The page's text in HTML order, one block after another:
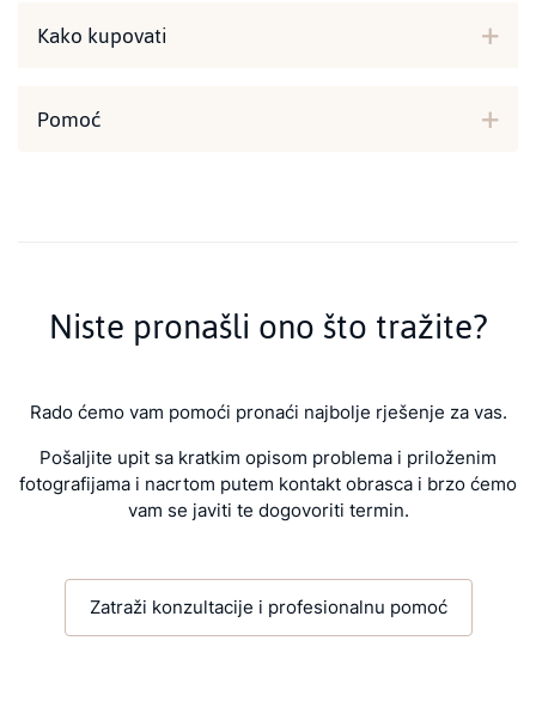
Kako kupovati
Pomoć
Niste pronašli ono što tražite?
Rado ćemo vam pomoći pronaći najbolje rješenje za vas.
Pošaljite upit sa kratkim opisom problema i priloženim
fotografijama i nacrtom putem kontakt obrasca i brzo ćemo
vam se javiti te dogovoriti termin.
Zatraži konzultacije i profesionalnu pomoć